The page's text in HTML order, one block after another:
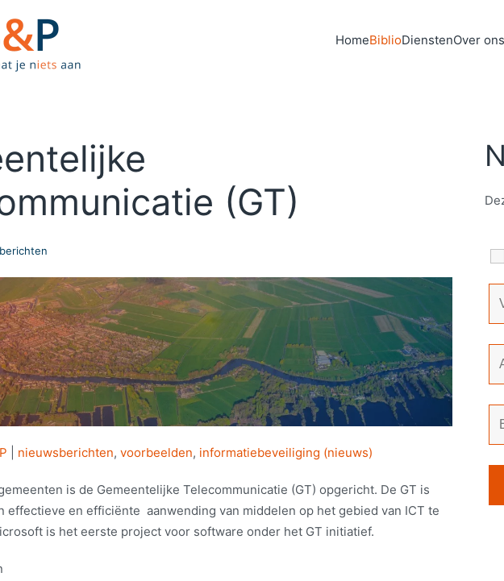
HomeBiblioDienstenOver ons
(GT)
nieuwsberichten, voorbeelden, informatiebeveiliging (nieuws)
is de Gemeentelijke Telecommunicatie (GT) opgericht. De GT is
effectieve en efficiënte aanwending van middelen op het gebied van ICT te
is het eerste project voor software onder het GT initiatief.